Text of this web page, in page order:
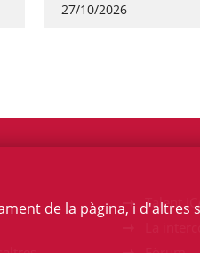
27/10/2026
Talent
de la pàgina, i